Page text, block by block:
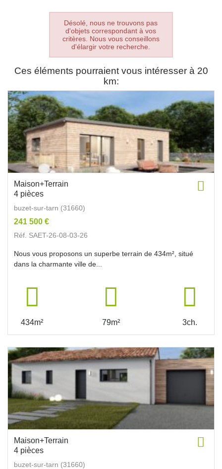
Désolé, nous ne trouvons pas
d'objets correspondant à vos
critères. Nous vous conseillons
d'élargir votre recherche.
Ces éléments pourraient vous intéresser à 20
km:
Maison+Terrain
4 pièces
buzet-sur-tarn (31660)
241 500 €
Réf. SAET-26-08-03-26
Nous vous proposons un superbe terrain de 434m², situé
dans la charmante ville de...
434m² 79m² 3ch.
Maison+Terrain
4 pièces
buzet-sur-tarn (31660)